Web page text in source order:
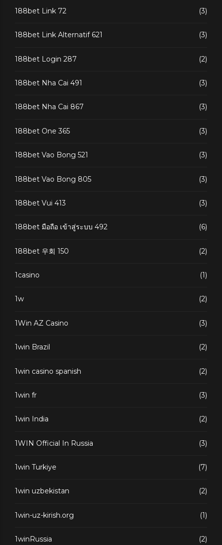
188bet Link 72 (3)
188bet Link Alternatif 621 (3)
188bet Login 287 (2)
188bet Nha Cai 491 (3)
188bet Nha Cai 867 (3)
188bet One 365 (3)
188bet Vao Bong 521 (3)
188bet Vao Bong 805 (3)
188bet Vui 413 (3)
188bet มือถือ เข้าสู่ระบบ 492 (6)
188bet 우회 150 (2)
1casino (1)
1w (2)
1Win AZ Casino (3)
1win Brazil (2)
1win casino spanish (2)
1win fr (3)
1win India (2)
1WIN Official In Russia (3)
1win Turkiye (7)
1win uzbekistan (2)
1win-uz-kirish.org (1)
1winRussia (2)